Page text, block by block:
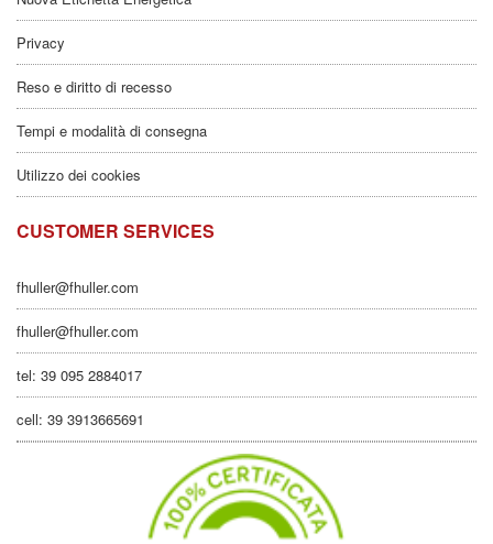
Privacy
Reso e diritto di recesso
Tempi e modalità di consegna
Utilizzo dei cookies
CUSTOMER SERVICES
fhuller@fhuller.com
fhuller@fhuller.com
tel: 39 095 2884017
cell: 39 3913665691